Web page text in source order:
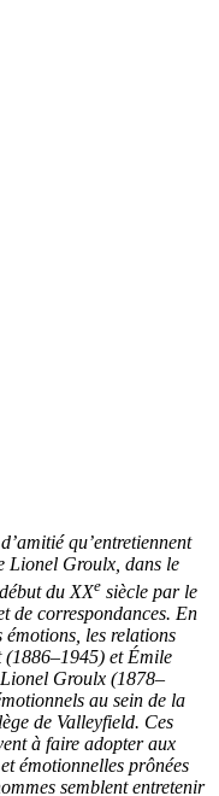
qu’entretiennent
Lionel Groulx, dans le
du XXe siècle par le
de correspondances. En
émotions, les relations
et Émile
Groulx (1878–
au sein de la
de Valleyfield. Ces
à faire adopter aux
émotionnelles prônées
semblent entretenir